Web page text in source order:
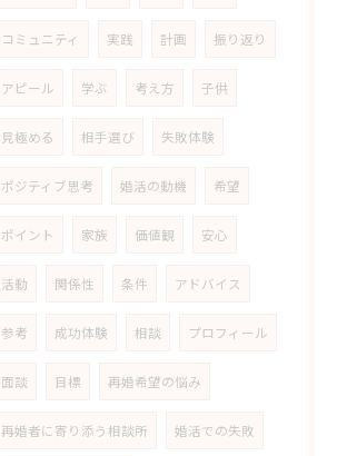
コミュニティ 実践 計画 振り返り
アピール 学ぶ 考え方 子供
見極める 相手選び 失敗体験
ポジティブ思考 婚活の動機 希望
ポイント 家族 価値観 安心
活動 関係性 条件 アドバイス
参考 成功体験 相談 プロフィール
面談 目標 再婚希望の悩み
再婚者に寄り添う相談所 婚活での失敗